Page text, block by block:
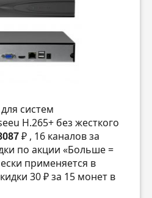
систем
H.265+ без жесткого
₽ , 16 каналов за
по акции «Больше =
применяется в
30 ₽ за 15 монет в